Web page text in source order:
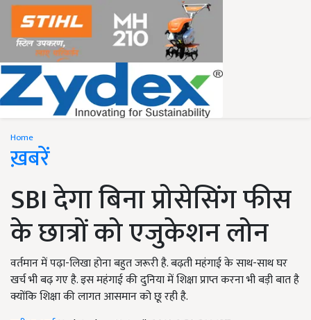
Home
ख़बरें
SBI देगा बिना प्रोसेसिंग फीस
के छात्रों को एजुकेशन लोन
वर्तमान में पढ़ा-लिखा होना बहुत जरूरी है. बढ़ती महंगाई के साथ-साथ घर
खर्च भी बढ़ गए है. इस महंगाई की दुनिया में शिक्षा प्राप्त करना भी बड़ी बात है
क्योंकि शिक्षा की लागत आसमान को छू रही है.